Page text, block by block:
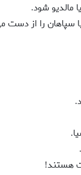
مالديو شود.
سپاهان را از دست
.
.
.
هستند!